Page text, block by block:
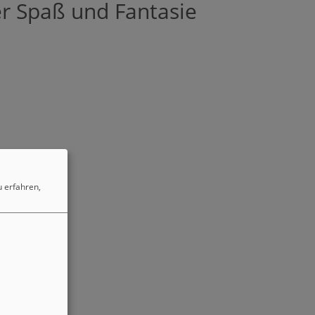
Spaß und Fantasie
erfahren,